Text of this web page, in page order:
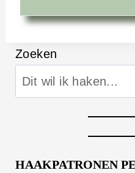
Zoeken
HAAKPATRONEN